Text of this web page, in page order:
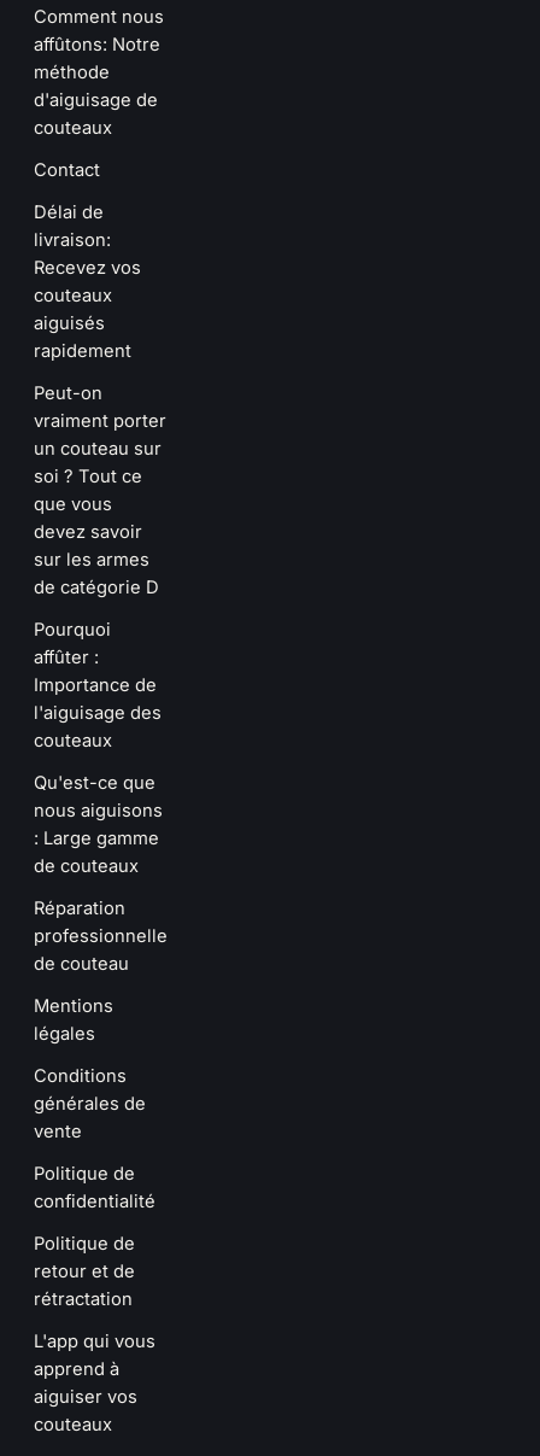
Comment nous
affûtons: Notre
méthode
d'aiguisage de
couteaux
Contact
Délai de
livraison:
Recevez vos
couteaux
aiguisés
rapidement
Peut-on
vraiment porter
un couteau sur
soi ? Tout ce
que vous
devez savoir
sur les armes
de catégorie D
Pourquoi
affûter :
Importance de
l'aiguisage des
couteaux
Qu'est-ce que
nous aiguisons
: Large gamme
de couteaux
Réparation
professionnelle
de couteau
Mentions
légales
Conditions
générales de
vente
Politique de
confidentialité
Politique de
retour et de
rétractation
L'app qui vous
apprend à
aiguiser vos
couteaux